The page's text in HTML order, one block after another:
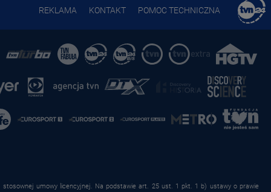
REKLAMA KONTAKT POMOC TECHNICZNA
stosownej umowy licencyjnej. Na podstawie art. 25 ust. 1 pkt. 1 b) ustawy o prawie